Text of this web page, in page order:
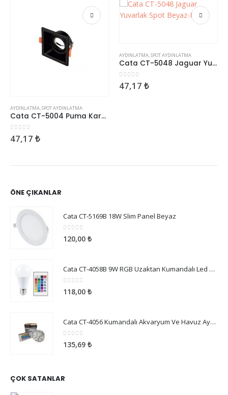
SPOT AYDINLATMA
Cata CT-5004 Puma Kare Spot Siyah Kasa
SPOT AYDINLATMA
Cata CT-5048 Jaguar Yuvarlak Spot Beyaz-Rose
5 üzerinden
ÖNE ÇIKANLAR
Cata CT-5169B 18W Slim Panel Beyaz
0 5 üzerinden
120,00 ₺
Cata CT-4058B 9W RGB Uzaktan Kumandalı Led Ampul Beyaz Işık
0 5 üzerinden
118,00 ₺
Cata CT-4056 Kumandalı Akvaryum Ve Havuz Aydınlatma
0 5 üzerinden
135,69 ₺
ÇOK SATANLAR